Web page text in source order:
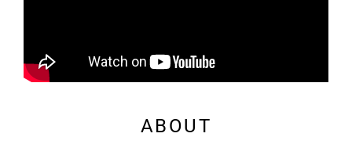
ABOUT